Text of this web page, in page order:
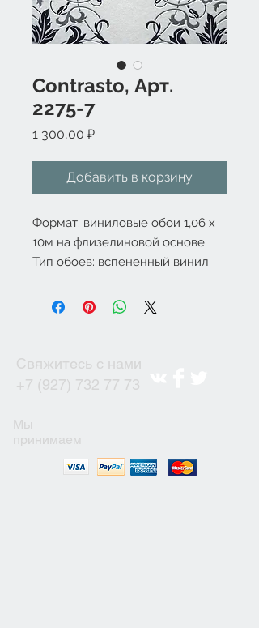
Contrasto, Арт.
2275-7
1 300,00 ₽Цена
Добавить в корзину
Формат: виниловые обои 1,06 x
10м на флизелиновой основе
Тип обоев: вспененный винил
Свяжитесь с нами
+7 (927) 732 77 73
Мы
принимаем